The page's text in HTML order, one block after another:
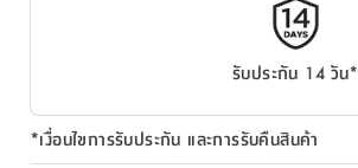
รับประกัน 14 วัน*
*เงื่อนไขการรับประกัน และการรับคืนสินค้า